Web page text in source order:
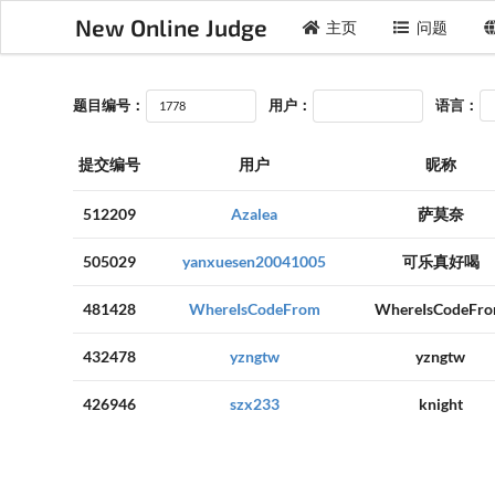
New Online Judge 主页 问题
题目编号： 用户： 语言：
提交编号 用户 昵称
512209 Azalea 萨莫奈
505029 yanxuesen20041005 可乐真好喝
481428 WhereIsCodeFrom
432478 yzngtw yzngtw
426946 szx233 knight